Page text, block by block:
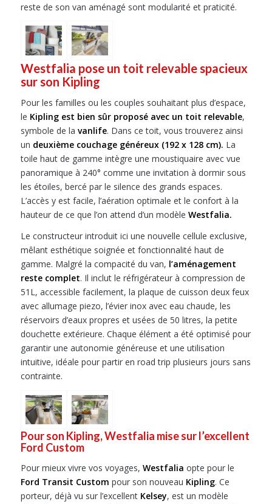
reste de son van aménagé sont modularité et praticité.
Westfalia pose un toit relevable spacieux
sur son Kipling
Pour les familles ou les couples souhaitant plus d’espace,
le Kipling est bien sûr proposé avec un toit relevable,
symbole de la vanlife. Dans ce toit, vous trouverez ainsi
un deuxième couchage généreux (192 x 128 cm). La
toile haut de gamme intègre une moustiquaire avec vue
panoramique à 240° comme une invitation à dormir sous
les étoiles, bercé par le silence des grands espaces.
L’accès y est facile, l’aération optimale et le confort à la
hauteur de ce que l’on attend d’un modèle Westfalia.
Le constructeur introduit ici une nouvelle cellule exclusive,
mêlant esthétique soignée et fonctionnalité haut de
gamme. Malgré la compacité du van, l’aménagement
reste complet. Il inclut le réfrigérateur à compression de
51L, accessible facilement, la plaque de cuisson deux feux
avec allumage piezo, l’évier inox avec eau chaude, les
réservoirs d’eaux propres et usées de 50 litres, la petite
douchette extérieure. Chaque élément a été optimisé pour
garantir une autonomie généreuse et une utilisation
intuitive, idéale pour partir en road trip plusieurs jours sans
contrainte.
Pour son Kipling, Westfalia mise sur l’excellent
Ford Custom
Pour mieux vivre vos voyages, Westfalia opte pour le
Ford Transit Custom pour son nouveau Kipling. Ce
porteur, déjà vu sur l’excellent Kelsey, est un modèle